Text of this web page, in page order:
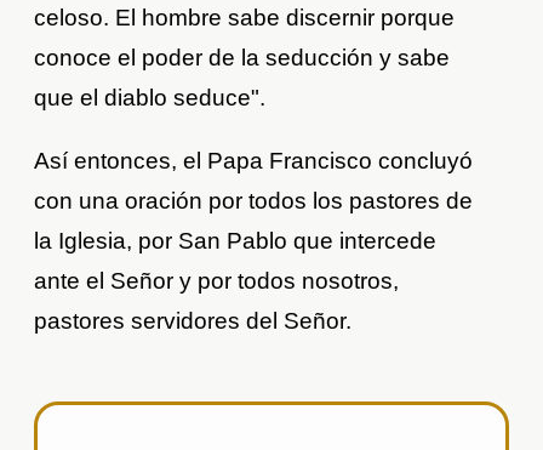
celoso. El hombre sabe discernir porque
conoce el poder de la seducción y sabe
que el diablo seduce".
Así entonces, el Papa Francisco concluyó
con una oración por todos los pastores de
la Iglesia, por San Pablo que intercede
ante el Señor y por todos nosotros,
pastores servidores del Señor.